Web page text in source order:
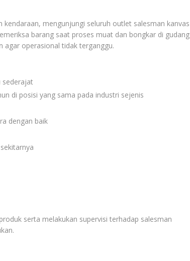
kendaraan, mengunjungi seluruh outlet salesman kanvas
barang saat proses muat dan bongkar di gudang
operasional tidak terganggu.
sederajat
di posisi yang sama pada industri sejenis
dengan baik
serta melakukan supervisi terhadap salesman